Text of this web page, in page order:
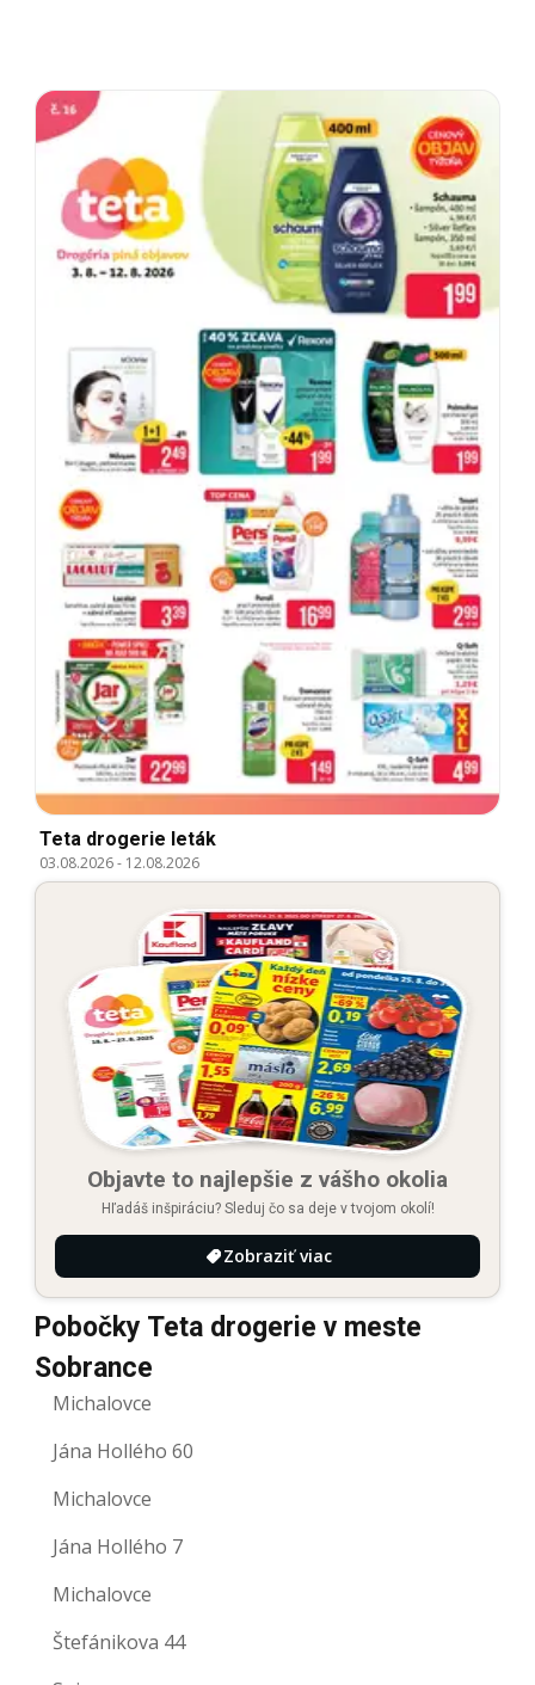
Teta drogerie leták
03.08.2026- 12.08.2026
Objavte to najlepšie z vášho okolia
Hľadáš inšpiráciu? Sleduj čo sa deje v tvojom okolí!
Zobraziť viac
Pobočky Teta drogerie v meste
Sobrance
Michalovce
Jána Hollého 60
Michalovce
Jána Hollého 7
Michalovce
Štefánikova 44